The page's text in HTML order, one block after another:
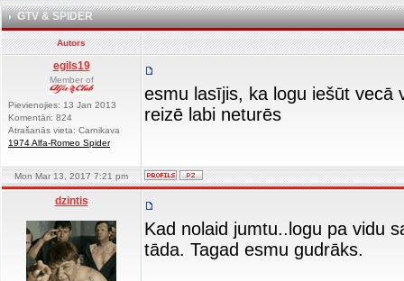
GTV & SPIDER
Autors
egils19
Member of
Pievienojies: 13 Jan 2013
Komentāri: 824
Atrašanās vieta: Carnikava
1974 Alfa-Romeo Spider
esmu lasījis, ka logu iešūt vecā
reizē labi neturēs
Mon Mar 13, 2017 7:21 pm
dzintis
Kad nolaid jumtu..logu pa vidu
tāda. Tagad esmu gudrāks.